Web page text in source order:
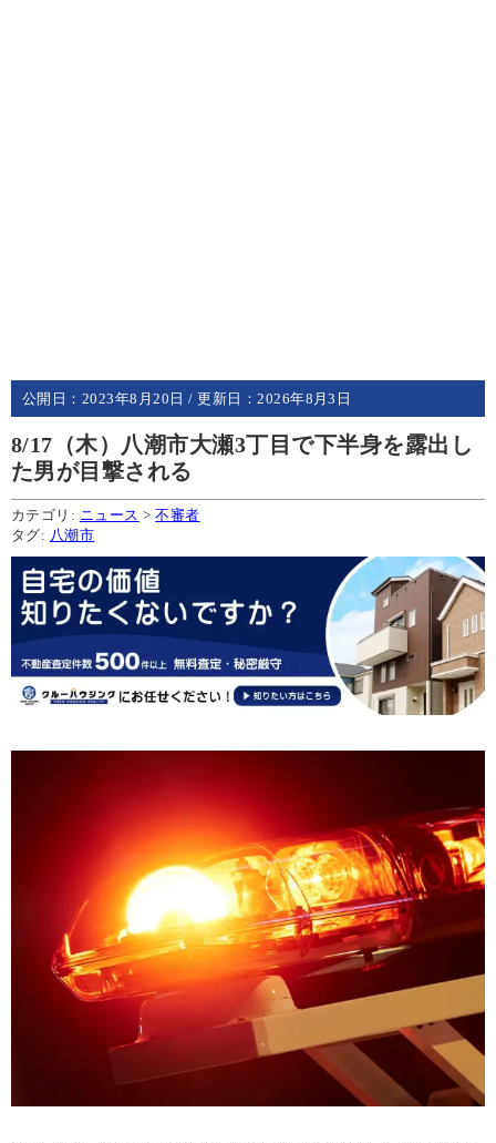
公開日： 2023年8月20日 / 更新日：2026年8月3日
8/17（木）八潮市大瀬3丁目で下半身を露出し
た男が目撃される
カテゴリ: ニュース >不審者
タグ: 八潮市